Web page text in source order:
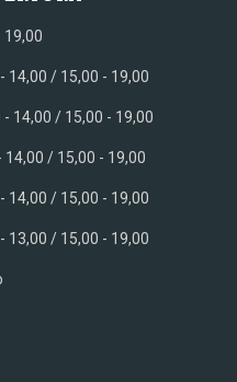
/ 15,00 - 19,00
- 14,00 / 15,00 - 19,00
14,00 / 15,00 - 19,00
14,00 / 15,00 - 19,00
13,00 / 15,00 - 19,00